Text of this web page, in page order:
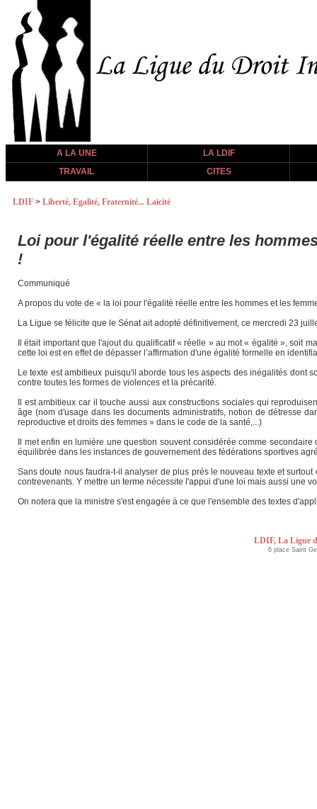
A LA UNE
LA LDIF
TRAVAIL
CITES
LDIF > Liberté, Egalité, Fraternité... Laïcité
Loi pour l'égalité réelle entre les
!
Communiqué
A propos du vote de « la loi pour l'égalité réelle entre les hommes et les
La Ligue se félicite que le Sénat ait adopté définitivement, ce mercredi 23
Il était important que l'ajout du qualificatif « réelle » au mot « égalité », soit
cette loi est en effet de dépasser l’affirmation d'une égalité formelle en
Le texte est ambitieux puisqu'il aborde tous les aspects des inégalités
contre toutes les formes de violences et la précarité.
Il est ambitieux car il touche aussi aux constructions sociales qui
âge (nom d'usage dans les documents administratifs, notion de détresse
reproductive et droits des femmes » dans le code de la santé,...)
Il met enfin en lumière une question souvent considérée comme
équilibrée dans les instances de gouvernement des fédérations sportives
Sans doute nous faudra-t-il analyser de plus prés le nouveau texte et
contrevenants. Y mettre un terme nécessite l'appui d'une loi mais aussi une
On notera que la ministre s'est engagée à ce que l'ensemble des textes
LDIF, La Ligue
6 place Saint